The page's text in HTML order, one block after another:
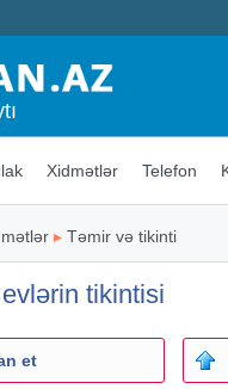
Xidmətlər Telefon
▸ Təmir və tikinti
tikintisi
et